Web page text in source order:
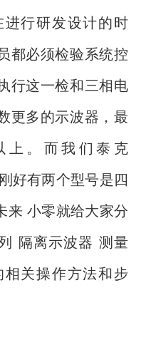
行研发设计的时
都必须检验系统控
行这一检和三相电
更多的示波器，最
上。而我们泰克
好有两个型号是四
来 小零就给大家分
隔离示波器 测量
关操作方法和步